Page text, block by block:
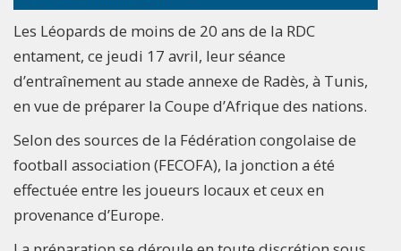
Les Léopards de moins de 20 ans de la RDC
entament, ce jeudi 17 avril, leur séance
d’entraînement au stade annexe de Radès, à Tunis,
en vue de préparer la Coupe d’Afrique des nations.
Selon des sources de la Fédération congolaise de
football association (FECOFA), la jonction a été
effectuée entre les joueurs locaux et ceux en
provenance d’Europe.